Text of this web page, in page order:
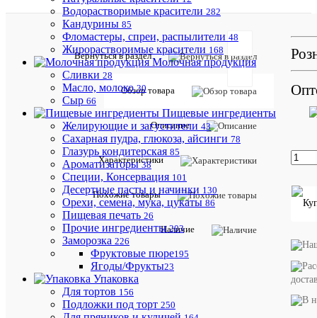
Водорастворимые красители 282
Кандурины 85
Фломастеры, спреи, распылители 48
Жирорастворимые красители 168
Молочная продукция
Сливки 28
Масло, молоко 30
Сыр 66
Пищевые ингредиенты
Желирующие и загустители 43
Сахарная пудра, глюкоза, айсинги 78
Глазурь кондитерская 85
Ароматизаторы 38
Специи, Консервация 101
Десертные пасты и начинки 130
Орехи, семена, мука, цукаты 86
Пищевая печать 26
Прочие ингредиенты 203
Заморозка 226
Фруктовые пюре195
Ягоды/Фрукты23
Упаковка
Для тортов 156
Подложки под торт 250
Вернуться в раздел
Обзор товара
Описание
Характеристики
Похожие товары
Наличие
Добавить
Артикул:
OSQ
Упаковка
снэков
Snack